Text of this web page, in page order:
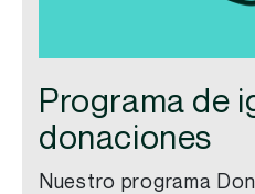
Programa de
donaciones
Nuestro programa